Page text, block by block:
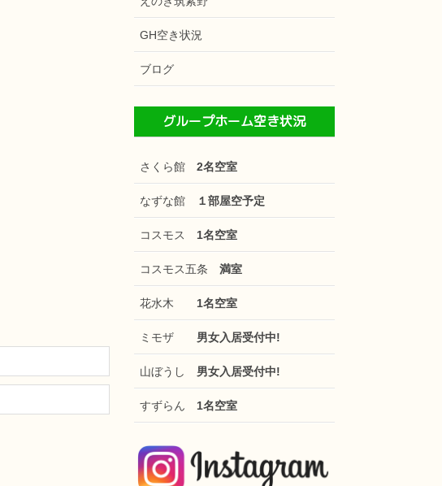
GH空き状況
ブログ
グループホーム空き状況
さくら館 2名空室
なずな館 １部屋空予定
コスモス 1名空室
コスモス五条 満室
花水木 1名空室
ミモザ 男女入居受付中!
山ぼうし 男女入居受付中!
すずらん 1名空室